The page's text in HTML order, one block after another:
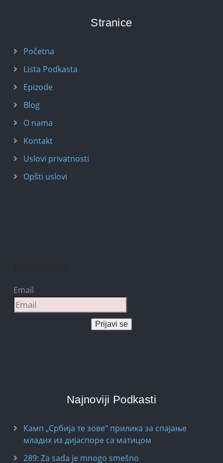
Stranice
Početna
Lista Podkasta
Epizode
Blog
O nama
Kontakt
Uslovi privatnosti
Opšti uslovi
Email
Prijavi se
Najnoviji Podkasti
Камп „Србија те зове“ прилика за спајање
младих из дијаспоре са матицом
289: Za sada je mnogo smešno